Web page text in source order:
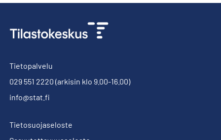
Tietopalvelu
029 551 2220 (arkisin klo 9.00-16.00)
info@stat.fi
Tietosuojaseloste